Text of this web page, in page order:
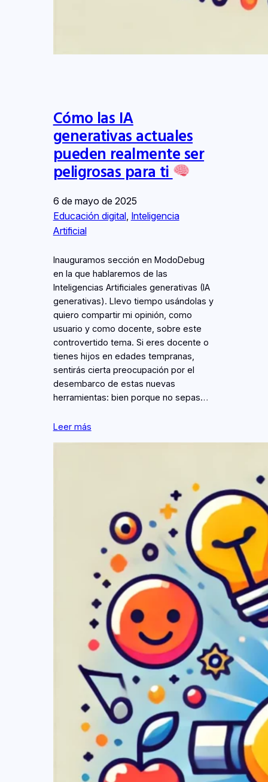
Cómo las IA
generativas actuales
pueden realmente ser
peligrosas para ti
6 de mayo de 2025
Educación digital, Inteligencia
Artificial
Inauguramos sección en ModoDebug
en la que hablaremos de las
Inteligencias Artificiales generativas (IA
generativas). Llevo tiempo usándolas y
quiero compartir mi opinión, como
usuario y como docente, sobre este
controvertido tema. Si eres docente o
tienes hijos en edades tempranas,
sentirás cierta preocupación por el
desembarco de estas nuevas
herramientas: bien porque no sepas…
Leer más